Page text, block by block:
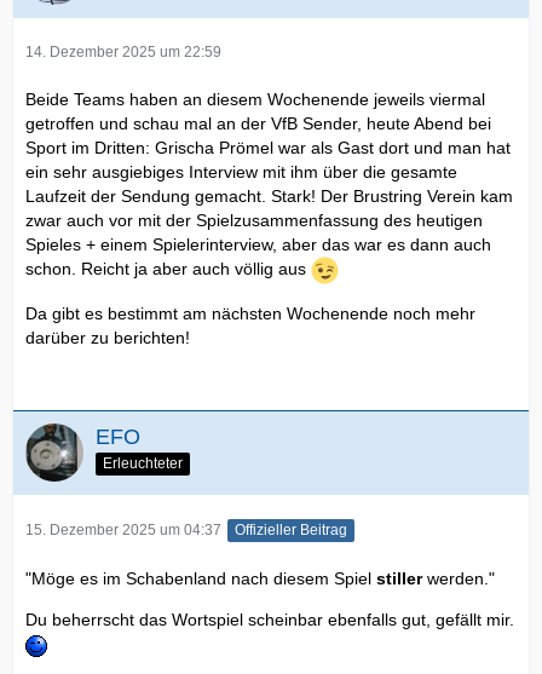
14. Dezember 2025 um 22:59
Beide Teams haben an diesem Wochenende jeweils viermal
getroffen und schau mal an der VfB Sender, heute Abend bei
Sport im Dritten: Grischa Prömel war als Gast dort und man hat
ein sehr ausgiebiges Interview mit ihm über die gesamte
Laufzeit der Sendung gemacht. Stark! Der Brustring Verein kam
zwar auch vor mit der Spielzusammenfassung des heutigen
Spieles + einem Spielerinterview, aber das war es dann auch
schon. Reicht ja aber auch völlig aus
Da gibt es bestimmt am nächsten Wochenende noch mehr
darüber zu berichten!
EFO
Erleuchteter
15. Dezember 2025 um 04:37 Offizieller Beitrag
"Möge es im Schabenland nach diesem Spiel stillerwerden."
Du beherrscht das Wortspiel scheinbar ebenfalls gut, gefällt mir.